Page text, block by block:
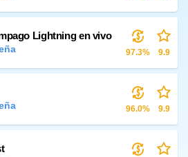
Lightning en vivo
97.3% 9.9
96.0% 9.9